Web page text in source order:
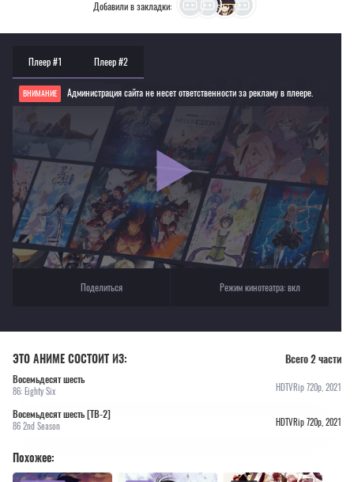
Добавили в закладки:
Плеер #1 Плеер #2
ВНИМАНИЕ Администрация сайта не несет ответственности за рекламу в плеере.
Если видео не работает, обновите страницу или выберите другой плеер!
Для просмотра некоторых аниме необходимо установить VPN
Текущее воспроизведение：Восемьдесят шесть [ТВ-2]
Поделиться Режим кинотеатра:вкл
ЭТО АНИМЕ СОСТОИТ ИЗ:
Всего 2 части
Восемьдесят шесть
86: Eighty Six HDTVRip 720p, 2021
Восемьдесят шесть [ТВ-2]
86 2nd Season HDTVRip 720p, 2021
Похожее: